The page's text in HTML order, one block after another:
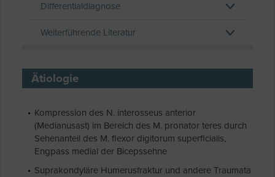
Differentialdiagnose
Weiterführende Literatur
Ätiologie
Kompression des N. interosseus anterior
(Medianusast) im Bereich des M. pronator teres durch
Sehenanteil des M. flexor digitorum superficialis,
Engpass medial der Bicepssehne
Suprakondyläre Humerusfraktur und andere Traumata